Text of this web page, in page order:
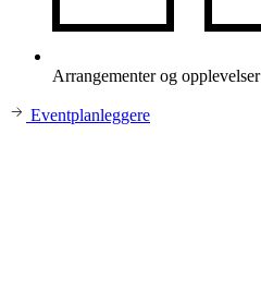
Arrangementer og opplevelser
Eventplanleggere